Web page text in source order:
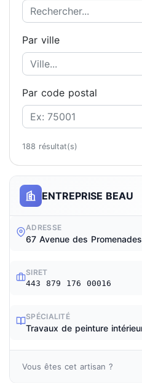
ENTREPRISE BEAU
ADRESSE
67 Avenue des
SIRET
443 879 176 00016
SPÉCIALITÉ
Travaux de peinture
Vous êtes cet artisan ?
Par ville
Par code postal
188 résultat(s)